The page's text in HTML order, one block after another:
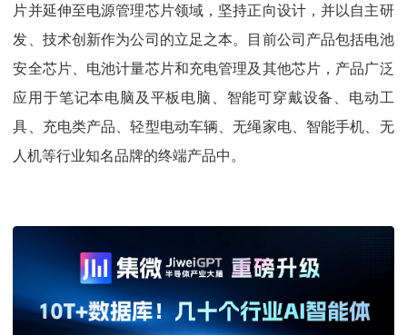
片并延伸至电源管理芯片领域，坚持正向设计，并以自主研
发、技术创新作为公司的立足之本。目前公司产品包括电池
安全芯片、电池计量芯片和充电管理及其他芯片，产品广泛
应用于笔记本电脑及平板电脑、智能可穿戴设备、电动工
具、充电类产品、轻型电动车辆、无绳家电、智能手机、无
人机等行业知名品牌的终端产品中。